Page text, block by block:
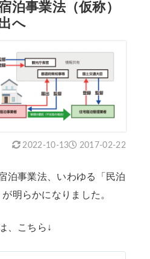
泊事業法（仮称）
へ
2017-02-22
2022-10-13
事業法、いわゆる「民泊
明らかになりました。
、こちら↓